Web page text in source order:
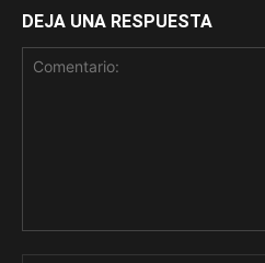
DEJA UNA RESPUESTA